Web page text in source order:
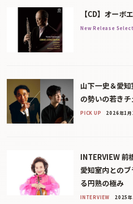
【CD】オーボ
New Release
山下一史＆愛
の勢いの若き
PICK UP 2026年1
INTERVIEW 前
愛知室内との
る円熟の極み
INTERVIEW 2025